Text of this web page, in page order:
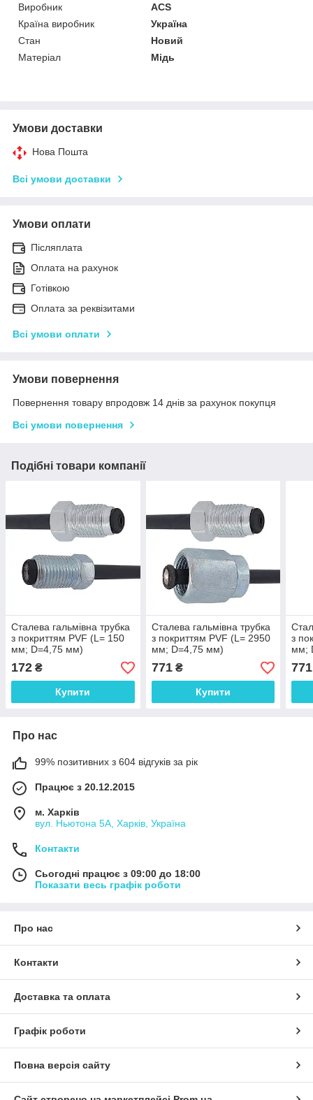
Виробник
ACS
Країна виробник
Україна
Стан
Новий
Матеріал
Мідь
Умови доставки
Нова Пошта
Всі умови доставки
Умови оплати
Післяплата
Оплата на рахунок
Готівкою
Оплата за реквізитами
Всі умови оплати
Умови повернення
Повернення товару впродовж 14 днів за рахунок покупця
Всі умови повернення
Подібні товари компанії
Сталева гальмівна трубка
з покриттям PVF (L= 150
мм; D=4,75 мм)
універсальна з
наконечниками 105/116 -
WP357PVF
172 ₴
Купити
Сталева гальмівна трубка
з покриттям PVF (L= 2950
мм; D=4,75 мм)
універсальна з
наконечниками 105/107 -
WP1728PVF
771₴
Купити
з
мм;
771
Про нас
99% позитивних з 604 відгуків за рік
Працює з 20.12.2015
м. Харків
вул. Ньютона 5А, Харків, Україна
Контакти
Сьогодні працює з 09:00 до 18:00
Показати весь графік роботи
Про нас
Контакти
Доставка та оплата
Графік роботи
Повна версія сайту